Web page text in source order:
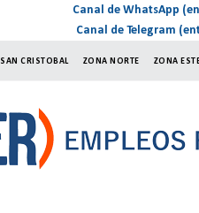
Canal de WhatsApp
Canal de Telegram
SAN CRISTOBAL ZONA NORTE ZONA